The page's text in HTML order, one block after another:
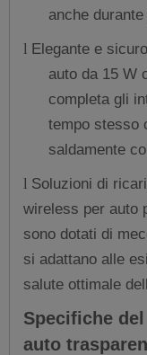
anche
l Elegante e
auto da 15 W
completa gli
tempo stesso
saldamente
l Soluzioni di
wireless per auto
sono dotati di
si adattano alle
salute ottimale
Specifiche
auto